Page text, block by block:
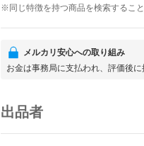
※同じ特徴を持つ商品を検索するこ
メルカリ安心への取り組み
お金は事務局に支払われ、評価後
出品者